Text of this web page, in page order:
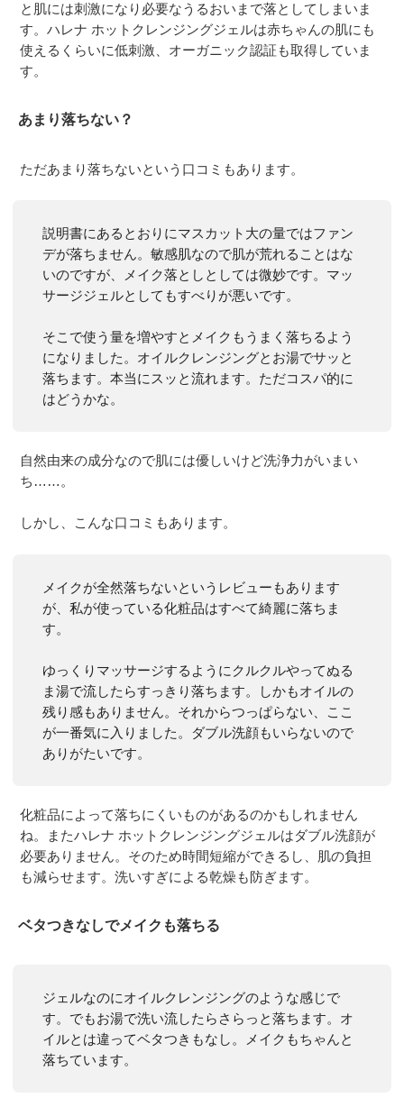
と肌には刺激になり必要なうるおいまで落としてしまいま
す。ハレナ ホットクレンジングジェルは赤ちゃんの肌にも
使えるくらいに低刺激、オーガニック認証も取得していま
す。
あまり落ちない？
ただあまり落ちないという口コミもあります。
説明書にあるとおりにマスカット大の量ではファン
デが落ちません。敏感肌なので肌が荒れることはな
いのですが、メイク落としとしては微妙です。マッ
サージジェルとしてもすべりが悪いです。
そこで使う量を増やすとメイクもうまく落ちるよう
になりました。オイルクレンジングとお湯でサッと
落ちます。本当にスッと流れます。ただコスパ的に
はどうかな。
自然由来の成分なので肌には優しいけど洗浄力がいまい
ち……。
しかし、こんな口コミもあります。
メイクが全然落ちないというレビューもあります
が、私が使っている化粧品はすべて綺麗に落ちま
す。
ゆっくりマッサージするようにクルクルやってぬる
ま湯で流したらすっきり落ちます。しかもオイルの
残り感もありません。それからつっぱらない、ここ
が一番気に入りました。ダブル洗顔もいらないので
ありがたいです。
化粧品によって落ちにくいものがあるのかもしれません
ね。またハレナ ホットクレンジングジェルはダブル洗顔が
必要ありません。そのため時間短縮ができるし、肌の負担
も減らせます。洗いすぎによる乾燥も防ぎます。
ベタつきなしでメイクも落ちる
ジェルなのにオイルクレンジングのような感じで
す。でもお湯で洗い流したらさらっと落ちます。オ
イルとは違ってベタつきもなし。メイクもちゃんと
落ちています。